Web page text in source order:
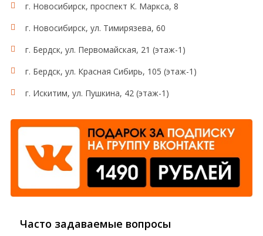
г. Новосибирск, проспект К. Маркса, 8
г. Новосибирск, ул. Тимирязева, 60
г. Бердск, ул. Первомайская, 21 (этаж-1)
г. Бердск, ул. Красная Сибирь, 105 (этаж-1)
г. Искитим, ул. Пушкина, 42 (этаж-1)
Часто задаваемые вопросы